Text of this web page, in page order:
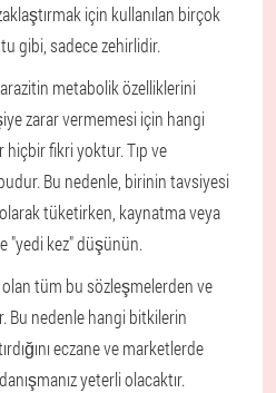
için kullanılan birçok
gibi, sadece zehirlidir.
metabolik özelliklerini
zarar vermemesi için hangi
fikri yoktur. Tıp ve
Bu nedenle, birinin tavsiyesi
tüketirken, kaynatma veya
"yedi kez" düşünün.
olan tüm bu sözleşmelerden ve
Bu nedenle hangi bitkilerin
eczane ve marketlerde
yeterli olacaktır.